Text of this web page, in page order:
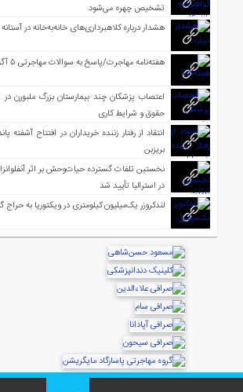
تشخیص چهره می‌شود
هشدار درباره کلاهبرداری‌های خانه‌به‌خانه در
هفته‌نامه مهاجرت/پاسخ به سوالات مهاجرتی ۵ آگوست
اعتصاب پزشکان چند بیمارستان بزرگ ملبورن
حقوق و شرایط کاری
انتقاد از رفتار زننده خریداران در افتتاح آشفته
بریزبن
نخستین تلفات گسترده حیات‌وحش بر اثر
در استرالیا تأیید شد
لندکروزر یک‌میلیون کیلومتری در ویکتوریا به